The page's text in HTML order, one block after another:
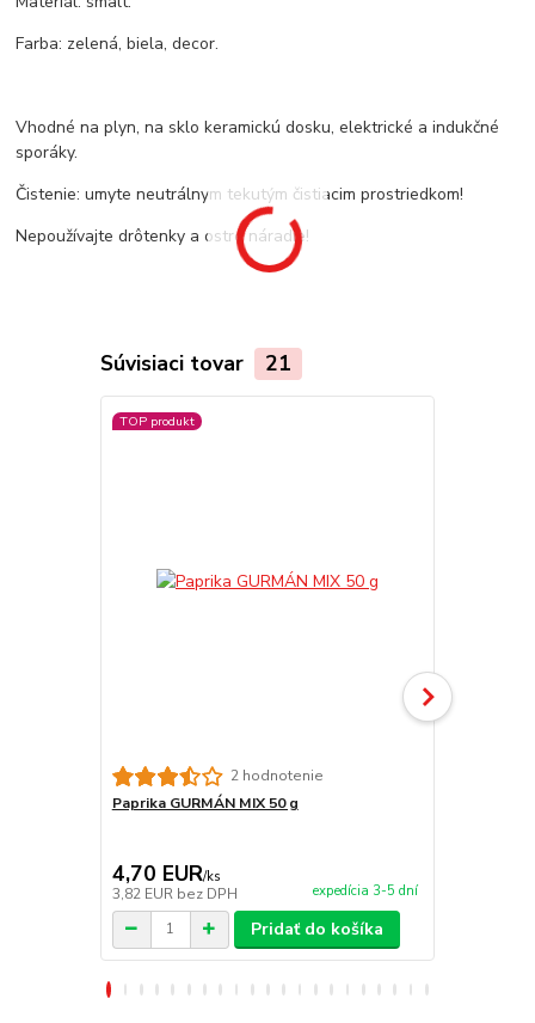
Farba: zelená, biela, decor.
Vhodné na plyn, na sklo keramickú dosku, elektrické a indukčné
sporáky.
Čistenie: umyte neutrálnym tekutým čistiacim prostriedkom!
Nepoužívajte drôtenky a ostré náradie!
Súvisiaci tovar 21
TOP produkt
2 hodnotenie
Paprika GURMÁN MIX 50 g
4,70 EUR/ks
3,82 EUR bez DPH expedícia 3-5 dní
Pridať do košíka